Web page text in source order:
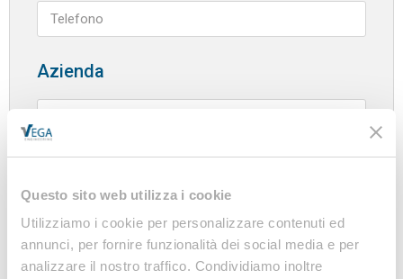
Questo sito web utilizza i cookie
Utilizziamo i cookie per personalizzare contenuti ed
annunci, per fornire funzionalità dei social media e per
analizzare il nostro traffico. Condividiamo inoltre
Azienda